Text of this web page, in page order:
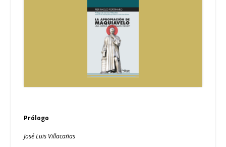
Prólogo
José Luis Villacañas